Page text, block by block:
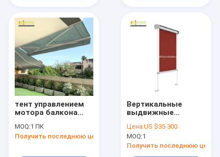
тент управлением
мотора балкона
алюминиевый
retractable с
MOQ:1 ПК
Получить последнюю цену
Вертикальные
выдвижные
Дистанционное
управление
Вертикальный
Цена:US $35-300
MOQ:1
Получить последнюю цену